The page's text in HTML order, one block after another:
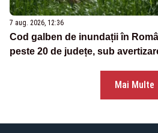
7 aug. 2026, 12:36
Cod galben de inundații în
peste 20 de județe, sub
Mai Multe